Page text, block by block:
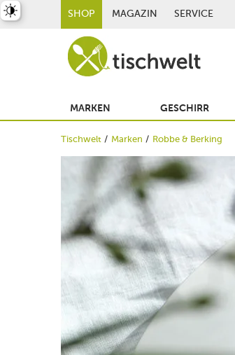
SHOP MAGAZIN SERVICE
MARKEN GESCHIRR
Tischwelt Marken Robbe & Berking
umschalten